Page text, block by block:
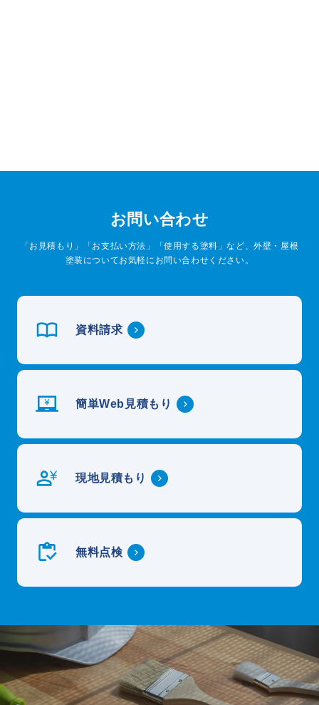
お問い合わせ
「お見積もり」「お支払い方法」「使用する塗料」など、外壁・屋根
塗装についてお気軽にお問い合わせください。
資料請求
簡単Web見積もり
現地見積もり
無料点検